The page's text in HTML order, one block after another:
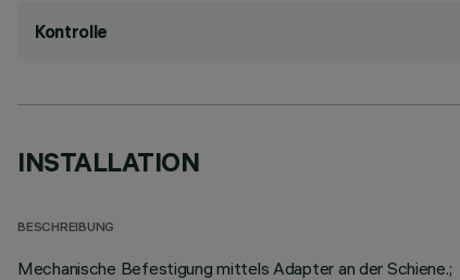
Kontrolle
INSTALLATION
BESCHREIBUNG
Mechanische Befestigung mittels Adapter an der Schiene.;